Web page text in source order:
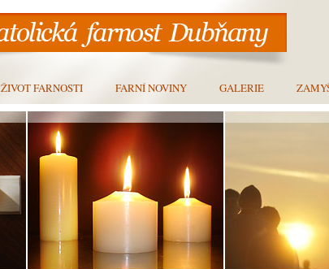
ŽIVOT FARNOSTI FARNÍ NOVINY GALERIE